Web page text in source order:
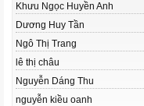
Khưu Ngọc Huyền Anh
Dương Huy Tần
Ngô Thị Trang
lê thị châu
Nguyễn Dáng Thu
nguyễn kiều oanh